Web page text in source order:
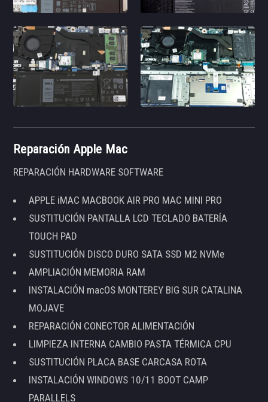
Reparación Apple Mac
REPARACIÓN HARDWARE SOFTWARE
APPLE iMAC MACBOOK AIR PRO MAC MINI PRO
SUSTITUCIÓN PANTALLA LCD TECLADO BATERÍA
TOUCH PAD
SUSTITUCIÓN DISCO DURO SATA SSD M2 NVMe
AMPLIACIÓN MEMORIA RAM
INSTALACIÓN macOS MONTEREY BIG SUR CATALINA
MOJAVE
REPARACIÓN CONECTOR ALIMENTACIÓN
LIMPIEZA INTERNA CAMBIO PASTA TÉRMICA CPU
SUSTITUCIÓN PLACA BASE CARCASA ROTA
INSTALACIÓN WINDOWS 10/11 BOOT CAMP
PARALLELS